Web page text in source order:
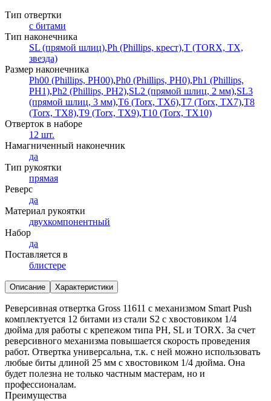
Тип отвертки
с битами
Тип наконечника
SL (прямой шлиц),Ph (Phillips, крест),T (TORX, TX,
звезда)
Размер наконечника
Ph00 (Phillips, PH00),Ph0 (Phillips, PH0),Ph1 (Phillips,
PH1),Ph2 (Phillips, PH2),SL2 (прямой шлиц, 2 мм),SL3
(прямой шлиц, 3 мм),T6 (Torx, TX6),T7 (Torx, TX7),T8
(Torx, TX8),T9 (Torx, TX9),T10 (Torx, TX10)
Отверток в наборе
12 шт.
Намагниченный наконечник
да
Тип рукоятки
прямая
Реверс
да
Материал рукоятки
двухкомпонентный
Набор
да
Поставляется в
блистере
Описание Характеристики
Реверсивная отвертка Gross 11611 с механизмом Smart Push
комплектуется 12 битами из стали S2 с хвостовиком 1/4
дюйма для работы с крепежом типа PH, SL и TORX. За счет
реверсивного механизма повышается скорость проведения
работ. Отвертка универсальна, т.к. с ней можно использовать
любые биты длиной 25 мм с хвостовиком 1/4 дюйма. Она
будет полезна не только частным мастерам, но и
профессионалам.
Преимущества